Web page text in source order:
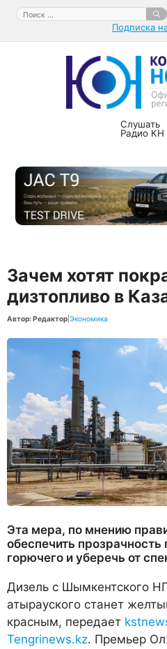
Перейти
содержимому
Поиск:
Подписка
Слушать
Радио КН
Зачем хотят
дизтопливо в
Автор: Редактор Экономика
Эта мера, по мнению
обеспечить
горючего и уберечь от
Дизель с Шымкентского
атырауского станет
красным, передает
Tengrinews.kz. Премьер